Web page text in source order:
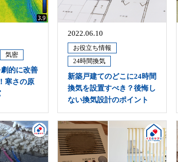
気密
的に改善
寒さの原
2022.06.10
お役立ち情報
24時間換気
新築戸建てのどこに24時間
換気を設置すべき？後悔し
ない換気設計のポイント